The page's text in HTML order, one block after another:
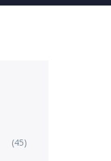
(45)